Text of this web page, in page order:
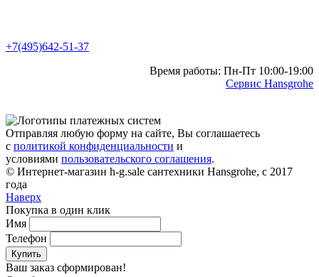
+7(495)642-51-37
Время работы: Пн-Пт 10:00-19:00
Сервис Hansgrohe
Отправляя любую форму на сайте, Вы соглашаетесь
с политикой конфиденциальности и
условиями пользовательского соглашения.
© Интернет-магазин h-g.sale сантехники Hansgrohe, с 2017
года
Наверх
Покупка в один клик
Имя
Телефон
Купить
Ваш заказ сформирован!